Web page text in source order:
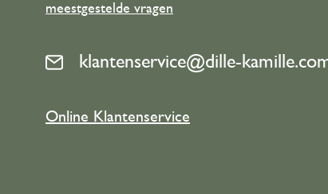
meestgestelde vragen
klantenservice@dille-
Online Klantenservice